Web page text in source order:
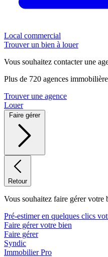
Local commercial
Trouver un bien à louer
Vous souhaitez contacter une
Plus de 720 agences
Trouver une agence
Louer
Faire gérer
Retour
Vous souhaitez faire gérer votre
Pré-estimer en quelques clics
Faire gérer votre bien
Faire gérer
Syndic
Immobilier Pro